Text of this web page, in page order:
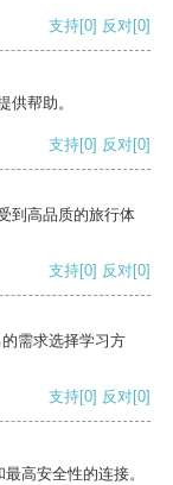
支持[0] 反对[0]
供帮助。
支持[0] 反对[0]
到高品质的旅行体
支持[0] 反对[0]
需求选择学习方
支持[0] 反对[0]
高安全性的连接。